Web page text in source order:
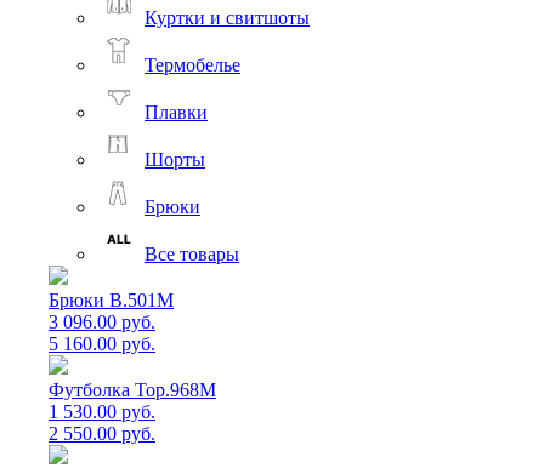
Куртки и свитшоты
Термобелье
Плавки
Шорты
Брюки
Все товары
Брюки B.501M
3 096.00 руб.
5 160.00 руб.
Футболка Top.968M
1 530.00 руб.
2 550.00 руб.